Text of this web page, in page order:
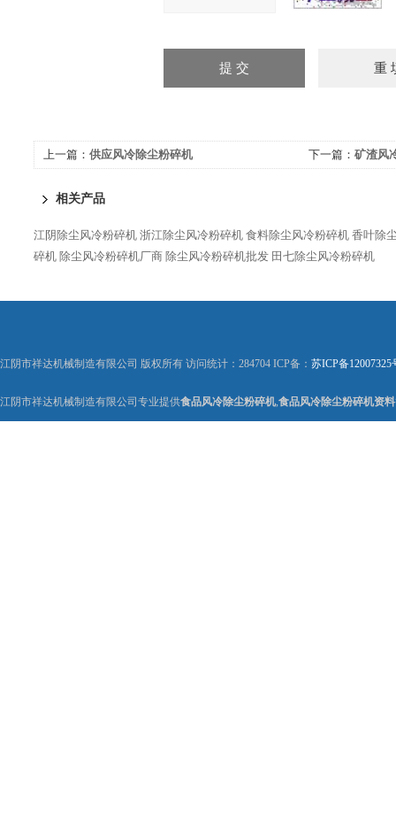
上一篇： 供应风冷除尘粉碎机 下一篇： 矿渣风
相关产品
江阴除尘风冷粉碎机 浙江除尘风冷粉碎机 食料除尘风冷粉碎机 香叶除
碎机 除尘风冷粉碎机厂商 除尘风冷粉碎机批发 田七除尘风冷粉碎机
江阴市祥达机械制造有限公司 版权所有 访问统计：284704 ICP备： 苏ICP备12007325
江阴市祥达机械制造有限公司专业提供食品风冷除尘粉碎机,食品风冷除尘粉碎机资料